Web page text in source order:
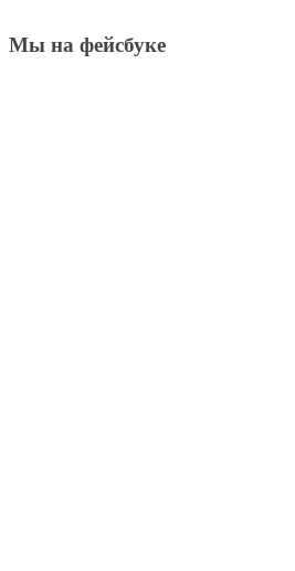
Мы на фейсбуке